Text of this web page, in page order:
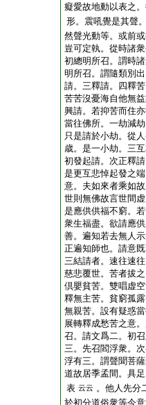
癡愛故地動以表之
形。震吼覺是其聲
然聲光動等。或前
豈可定執。從時諸
初總明所召。謂時
明所召。謂隨類別
請。三釋請。四釋
苦苦沒憂海自他無
興請。若抑苦而住
當往佛所。一劫減
只是請於小劫。從
歳。是一小劫。三
初發起請。次正釋
是更互悲悼起發之
意。夫如來者乘如
世則無佛故言世間
是應供供福不窮。
衆生福盡。欲請應
善。遍知若去無人
正遍知師也。請意
三結請者。速往速
慈悲覆世。苦者拔
倶嬰貧苦。雙唱虚
釋無主苦。貧窮孤
無親苦。設有疑惑
展轉釋成愁苦之意
召。請文爲二。初
三。先召閻浮衆。
浮有三。謂聲聞菩
道故居季孟間。具
表 云云 。他人先分
於初分道俗衆等今